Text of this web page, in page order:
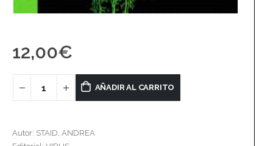
12,00€
AÑADIR AL CARRITO
Autor: STAID, ANDREA